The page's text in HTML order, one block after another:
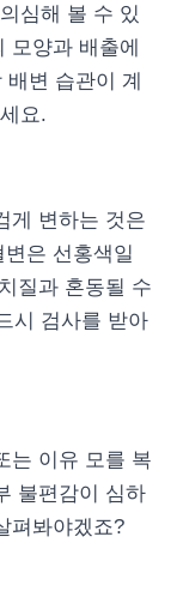
심해 볼 수 있
모양과 배출에
변 습관이 계
요.
게 변하는 것은
은 선홍색일
질과 혼동될 수
시 검사를 받아
는 이유 모를 복
불편감이 심하
펴봐야겠죠?